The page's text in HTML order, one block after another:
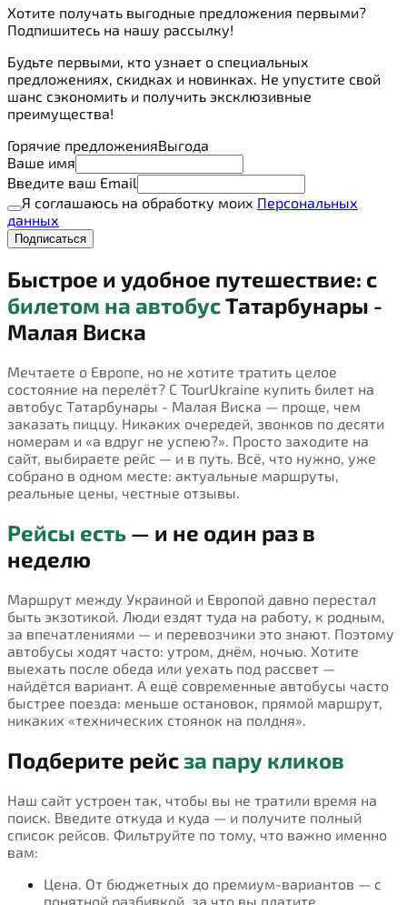
Хотите получать выгодные предложения первыми?
Подпишитесь на нашу рассылку!
Будьте первыми, кто узнает о специальных
предложениях, скидках и новинках. Не упустите свой
шанс сэкономить и получить эксклюзивные
преимущества!
Горячие предложенияВыгода
Ваше имя
Введите ваш Email
Я соглашаюсь на обработку моих Персональных
данных
Подписаться
Быстрое и удобное путешествие: с
билетом на автобусТатарбунары -
Малая Виска
Мечтаете о Европе, но не хотите тратить целое
состояние на перелёт? С TourUkraine купить билет на
автобус Татарбунары - Малая Виска — проще, чем
заказать пиццу. Никаких очередей, звонков по десяти
номерам и «а вдруг не успею?». Просто заходите на
сайт, выбираете рейс — и в путь. Всё, что нужно, уже
собрано в одном месте: актуальные маршруты,
реальные цены, честные отзывы.
Рейсы есть — и не один раз в
неделю
Маршрут между Украиной и Европой давно перестал
быть экзотикой. Люди ездят туда на работу, к родным,
за впечатлениями — и перевозчики это знают. Поэтому
автобусы ходят часто: утром, днём, ночью. Хотите
выехать после обеда или уехать под рассвет —
найдётся вариант. А ещё современные автобусы часто
быстрее поезда: меньше остановок, прямой маршрут,
никаких «технических стоянок на полдня».
Подберите рейсза пару кликов
Наш сайт устроен так, чтобы вы не тратили время на
поиск. Введите откуда и куда — и получите полный
список рейсов. Фильтруйте по тому, что важно именно
вам:
Цена. От бюджетных до премиум-вариантов — с
понятной разбивкой, за что вы платите.